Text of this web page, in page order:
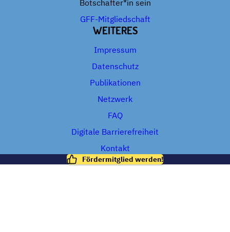
Botschafter*in sein
GFF-Mitgliedschaft
WEITERES
Impressum
Datenschutz
Publikationen
Netzwerk
FAQ
Digitale Barrierefreiheit
Kontakt
Fördermitglied werden!